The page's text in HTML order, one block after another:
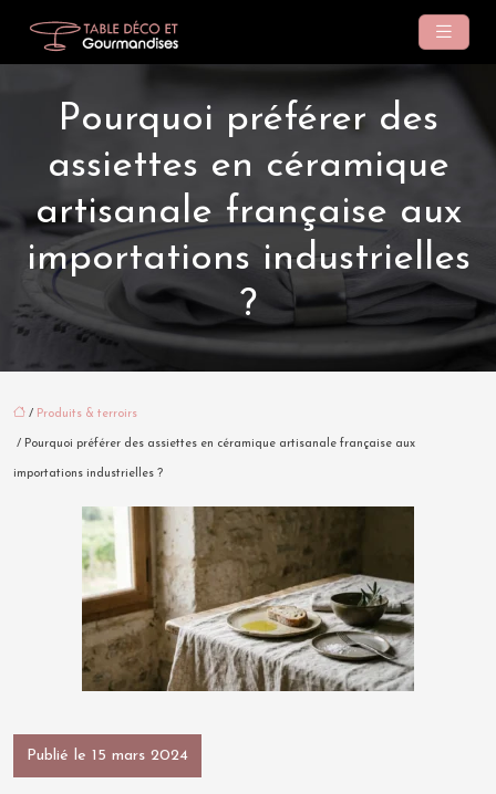
Pourquoi préférer des
assiettes en céramique
artisanale française aux
importations industrielles
?
/ Produits & terroirs
/ Pourquoi préférer des assiettes en céramique artisanale française aux
importations industrielles ?
Publié le 15 mars 2024